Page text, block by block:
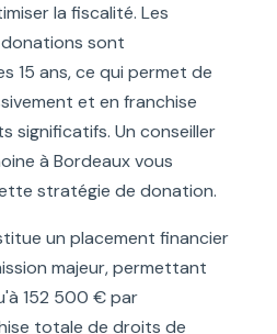
la fiscalité. Les
sont
15 ans, ce qui permet de
et en franchise
significatifs. Un conseiller
à Bordeaux vous
stratégie de donation.
un placement financier
majeur, permettant
152 500 € par
totale de droits de